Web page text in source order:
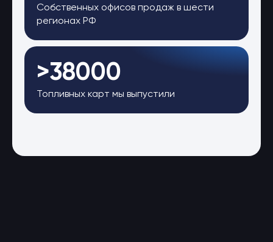
Собственных офисов продаж в шести
регионах РФ
>38000
Топливных карт мы выпустили